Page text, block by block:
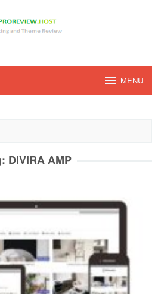
MENU
DIVIRA AMP